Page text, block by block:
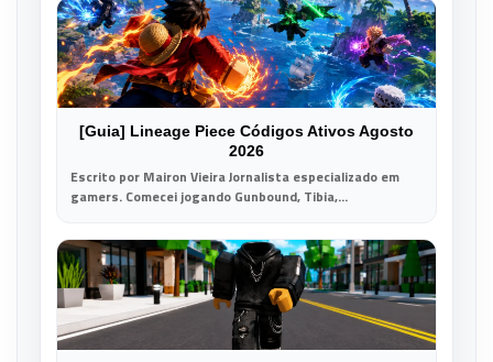
[Guia] Lineage Piece Códigos Ativos Agosto
2026
Escrito por Mairon Vieira Jornalista especializado em
gamers. Comecei jogando Gunbound, Tibia,...